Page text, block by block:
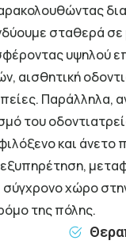
σταθερά
υψηλού
αισθητική
Παράλληλα,
του
και άνετο
σύγχρονο χώρο
της πόλης.